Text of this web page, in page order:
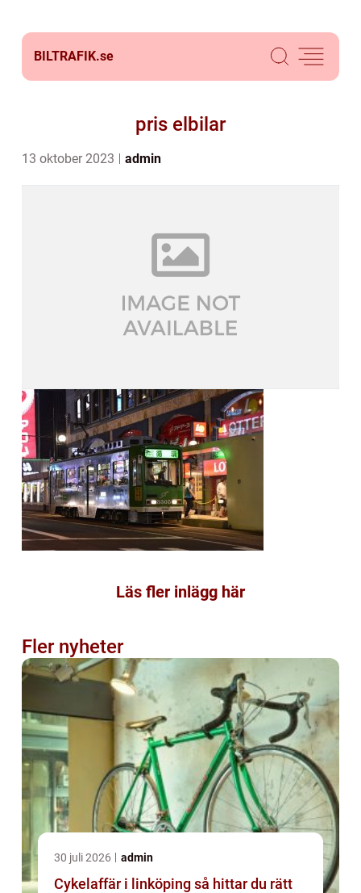
BILTRAFIK.se
pris elbilar
13 oktober 2023 admin
Läs fler inlägg här
Fler nyheter
30 juli 2026 admin
Cykelaffär i linköping så hittar du rätt